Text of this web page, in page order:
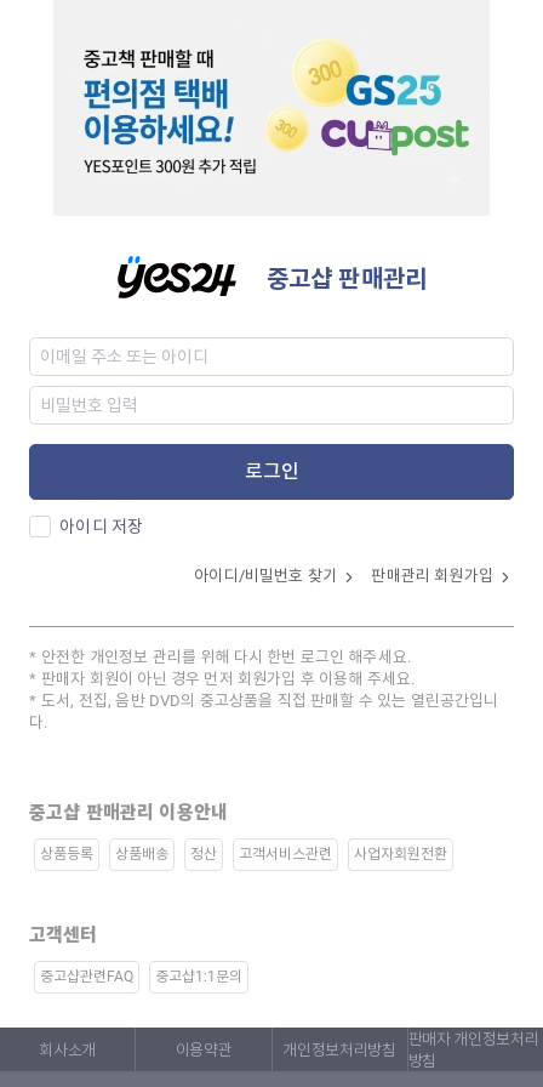
중고샵 판매관리
로그인
아이디 저장
아이디/비밀번호 찾기 판매관리 회원가입
안전한 개인정보 관리를 위해 다시 한번 로그인 해주세요.
판매자 회원이 아닌 경우 먼저 회원가입 후 이용해 주세요.
도서, 전집, 음반 DVD의 중고상품을 직접 판매할 수 있는 열린공간입니
다.
중고샵 판매관리 이용안내
상품등록 상품배송 정산 고객서비스관련 사업자회원전환
고객센터
중고샵관련FAQ 중고샵1:1문의
회사소개 이용약관 개인정보처리방침
판매자 개인정보처리
방침